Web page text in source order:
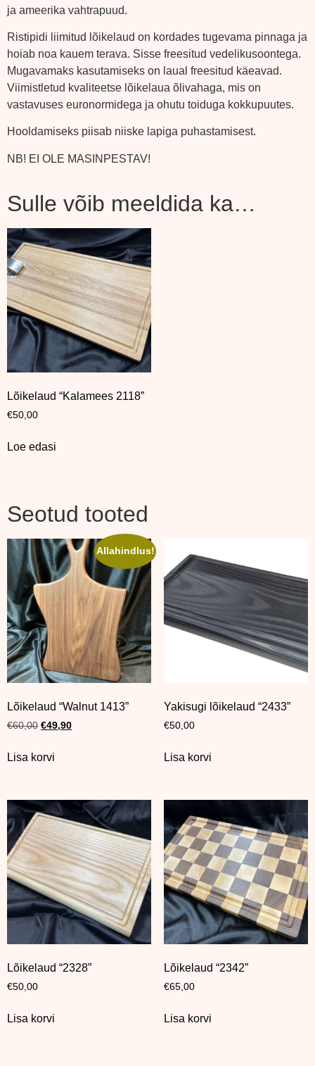
ja ameerika vahtrapuud.
Ristipidi liimitud lõikelaud on kordades tugevama pinnaga ja
hoiab noa kauem terava. Sisse freesitud vedelikusoontega.
Mugavamaks kasutamiseks on laual freesitud käeavad.
Viimistletud kvaliteetse lõikelaua õlivahaga, mis on
vastavuses euronormidega ja ohutu toiduga kokkupuutes.
Hooldamiseks piisab niiske lapiga puhastamisest.
NB! EI OLE MASINPESTAV!
Sulle võib meeldida ka…
Lõikelaud “Kalamees 2118”
€50,00
Loe edasi
Seotud tooted
Allahindlus!
Lõikelaud “Walnut 1413”
€60,00 €49,90
Lisa korvi
Yakisugi lõikelaud “2433”
€50,00
Lisa korvi
Lõikelaud “2328”
€50,00
Lisa korvi
Lõikelaud “2342”
€65,00
Lisa korvi